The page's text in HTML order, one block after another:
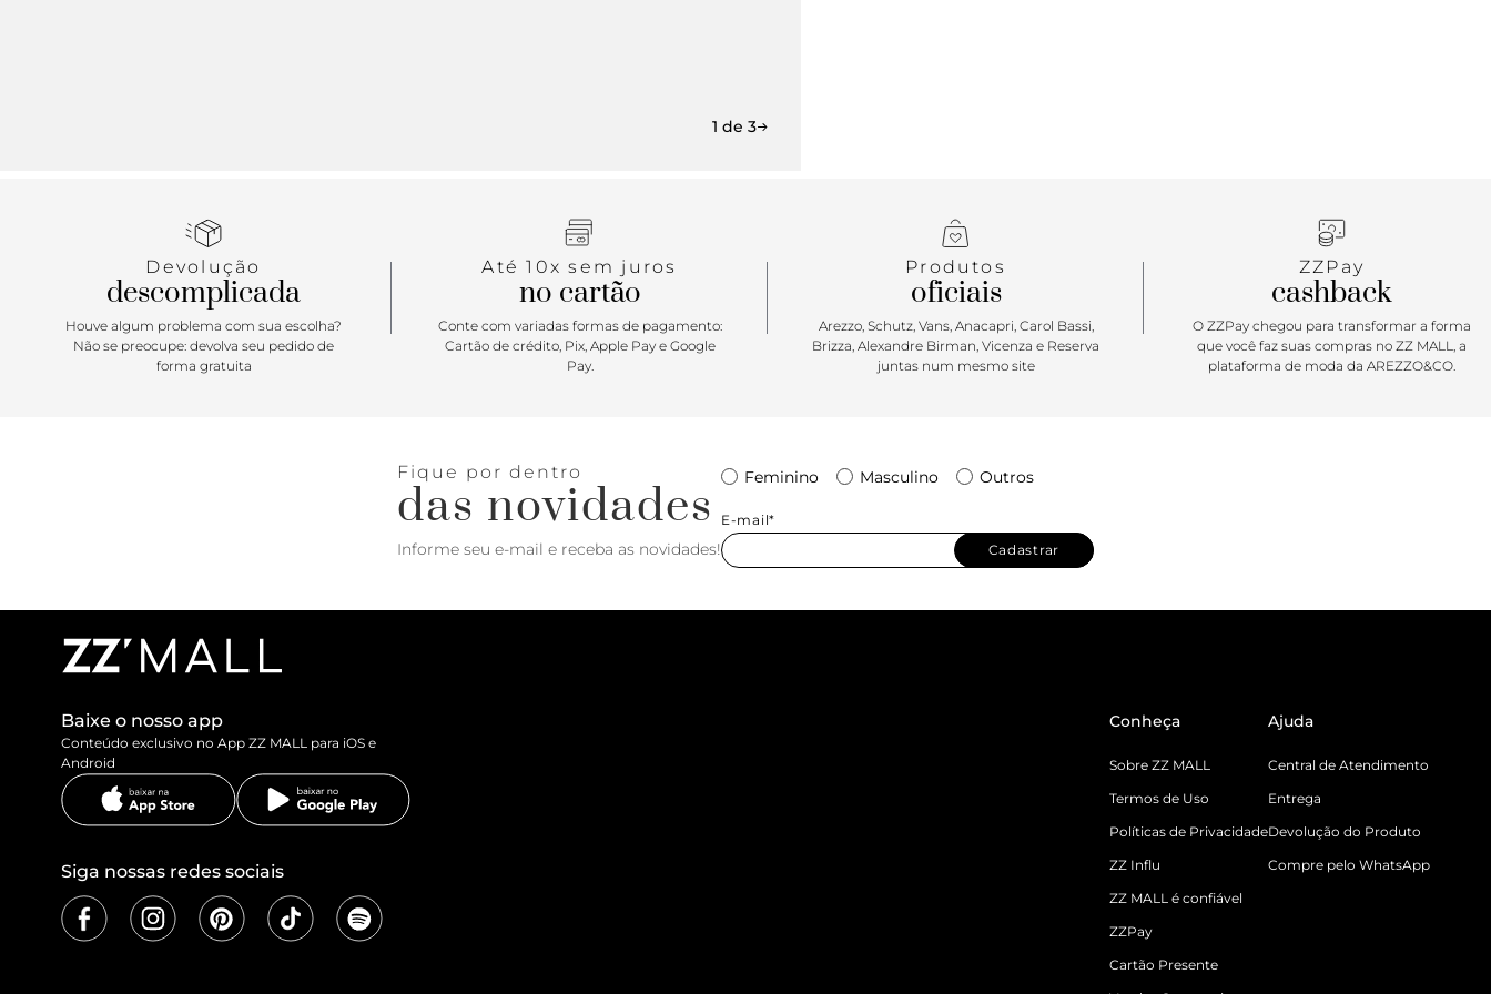
1 de 3
Devolução
descomplicada
Houve algum problema com sua escolha?
Não se preocupe: devolva seu pedido de
forma gratuita
Até 10x sem juros
no cartão
Conte com variadas formas de pagamento:
Cartão de crédito, Pix, Apple Pay e Google
Pay.
Produtos
oficiais
Arezzo, Schutz, Vans, Anacapri, Carol Bassi,
Brizza, Alexandre Birman, Vicenza e Reserva
juntas num mesmo site
ZZPay
cashback
O ZZPay chegou para transformar a forma
que você faz suas compras no ZZ MALL, a
plataforma de moda da AREZZO&CO.
Fique por dentro
das novidades
Informe seu e-mail e receba as novidades!
Feminino Masculino Outros
E-mail*
Cadastrar
Baixe o nosso app
Conteúdo exclusivo no App ZZ MALL para iOS e
Android
Siga nossas redes sociais
Conheça
Sobre ZZ MALL
Termos de Uso
Políticas de Privacidade
ZZ Influ
ZZ MALL é confiável
ZZPay
Cartão Presente
Ajuda
Central de Atendimento
Entrega
Devolução do Produto
Compre pelo WhatsApp